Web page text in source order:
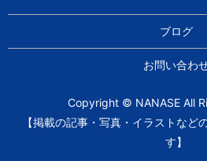
ブログ
お問い合わ
Copyright © NANASE All
【掲載の記事・写真・イラストなど
す】